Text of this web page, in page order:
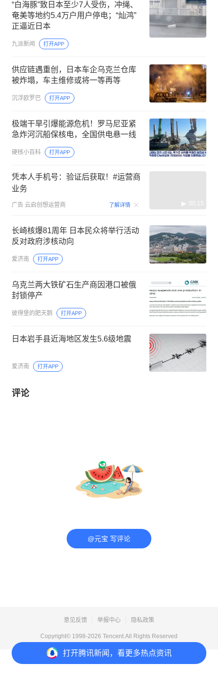
打开腾讯新闻，看更多热点资讯
“白海豚”致日本至少7人受伤，冲绳、
奄美等地约5.4万户用户停电；“灿鸿”
正逼近日本
九派新闻 打开APP
供应链遇重创，日本车企乌克兰仓库
被炸塌，车主维修或将一等再等
沉浮欧罗巴 打开APP
极端干旱引爆能源危机！罗马尼亚紧
急炸河沉船保核电，全国供电悬一线
硬核小百科 打开APP
凭本人手机号：验证后获取！#运营商
业务
广告 云启创想运营商 了解详情 00:15
长崎核爆81周年 日本民众将举行活动
反对政府涉核动向
爱济南 打开APP
乌克兰两大铁矿石生产商因港口被俄
封锁停产
彼得堡的肥天鹅 打开APP
日本岩手县近海地区发生5.6级地震
爱济南 打开APP
评论
@元宝 写评论
意见反馈 举报中心 隐私政策
Copyright© 1998-2026 Tencent.All Rights Reserved